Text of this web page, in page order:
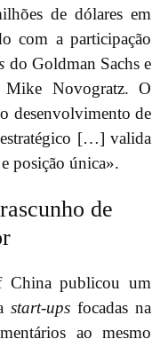
de dólares em
com a participação
do Goldman Sachs e
Novogratz. O
desenvolvimento de
[…] valida
posição única».
de
China publicou um
start-ups focadas na
ao mesmo